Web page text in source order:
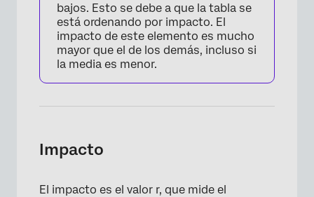
×
bajos. Esto se debe a que la tabla se
está ordenando por impacto. El
impacto de este elemento es mucho
mayor que el de los demás, incluso si
la media es menor.
Impacto
El impacto es el valor r, que mide el